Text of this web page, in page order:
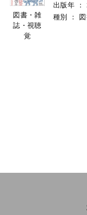
図書・雑
誌・視聴
覚
出版年
：
種別
：